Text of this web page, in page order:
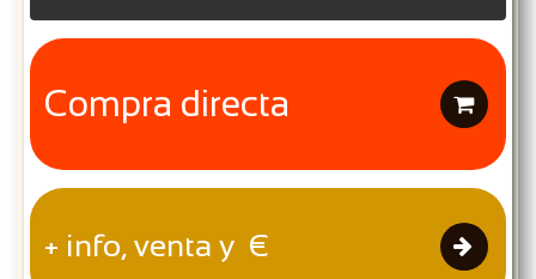
Compra directa 
+ info, venta y € 